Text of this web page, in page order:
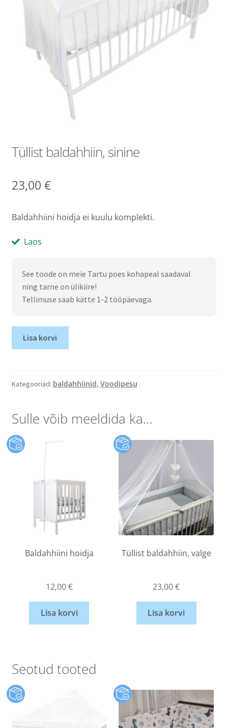
Tüllist baldahhiin, sinine
23,00 €
Baldahhiini hoidja ei kuulu komplekti.
Laos
See toode on meie Tartu poes kohapeal saadaval
ning tarne on ülikiire!
Tellimuse saab kätte 1-2 tööpäevaga.
Lisa korvi
Kategooriad: baldahhiinid, Voodipesu
Sulle võib meeldida ka…
Baldahhiini hoidja
12,00€
Lisa korvi
Tüllist baldahhiin, valge
23,00€
Lisa korvi
Seotud tooted